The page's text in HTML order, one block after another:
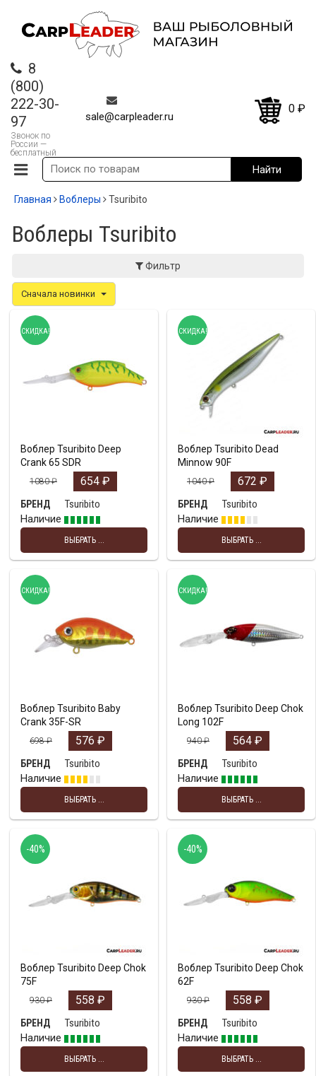
8
(800)
222-30-
97
Звонок по
России —
бесплатный
sale@carpleader.ru
0 ₽
Главная Воблеры Tsuribito
Воблеры Tsuribito
Фильтр
Сначала новинки
Воблер Tsuribito Deep
Crank 65 SDR
1080₽ 654 ₽
БРЕНД
Tsuribito
Наличие
ВЫБРАТЬ ...
СКИДКА!
Воблер Tsuribito Dead
Minnow 90F
1040₽ 672 ₽
БРЕНД
Tsuribito
Наличие
ВЫБРАТЬ ...
СКИДКА!
Воблер Tsuribito Baby
Crank 35F-SR
698₽ 576 ₽
БРЕНД
Tsuribito
Наличие
ВЫБРАТЬ ...
СКИДКА!
Воблер Tsuribito Deep Chok
Long 102F
940₽ 564 ₽
БРЕНД
Tsuribito
Наличие
ВЫБРАТЬ ...
СКИДКА!
Воблер Tsuribito Deep Chok
75F
930₽ 558 ₽
БРЕНД
Tsuribito
Наличие
ВЫБРАТЬ ...
-40%
Воблер Tsuribito Deep Chok
62F
930₽ 558 ₽
БРЕНД
Tsuribito
Наличие
ВЫБРАТЬ ...
-40%